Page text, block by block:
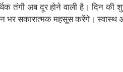
तंगी अब दूर होने वाली है। दिन
सकारात्मक महसूस करेंगे। स्वास्थ